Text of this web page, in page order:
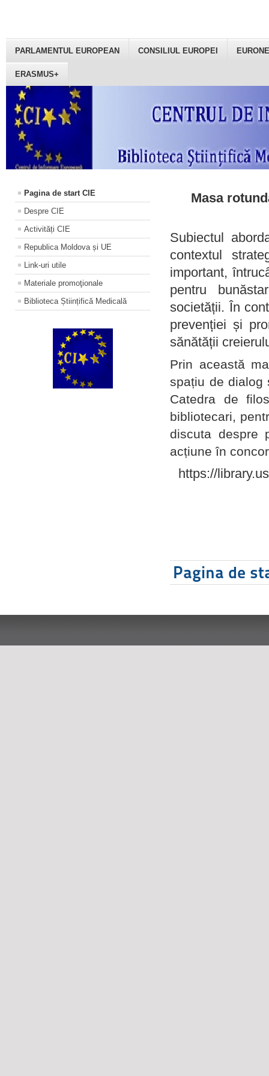
PARLAMENTUL EUROPEAN CONSILIUL EUROPEI
ERASMUS+
Pagina de start CIE
Despre CIE
Activități CIE
Republica Moldova și UE
Link-uri utile
Materiale promoţionale
Biblioteca Științifică Medicală
Masa
Subiectul
contextul
important,
pentru
societății. În
prevenției și
sănătății
Prin această
spațiu de dialog
Catedra de
bibliotecari,
discuta despre
acțiune în
https://
Pagina de